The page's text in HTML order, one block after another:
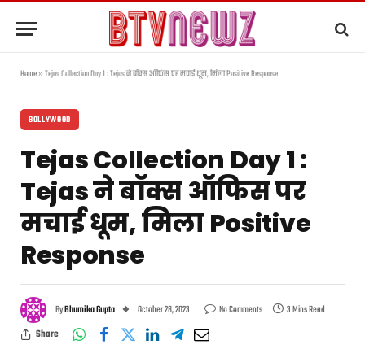
Home»Tejas Collection Day 1 : Tejas ने बॉक्स ऑफिस पर मचाई धूम, मिला Positive Response
BOLLYWOOD
Tejas Collection Day 1 :
Tejas ने बॉक्स ऑफिस पर
मचाई धूम, मिला Positive
Response
ByBhumika Gupta October 28, 2023 No Comments
3 Mins Read
Share